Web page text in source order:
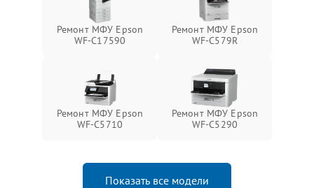
Ремонт МФУ Epson
WF-C17590
Ремонт МФУ Epson
WF-C579R
Ремонт МФУ Epson
WF-C5710
Ремонт МФУ Epson
WF-C5290
Показать все модели